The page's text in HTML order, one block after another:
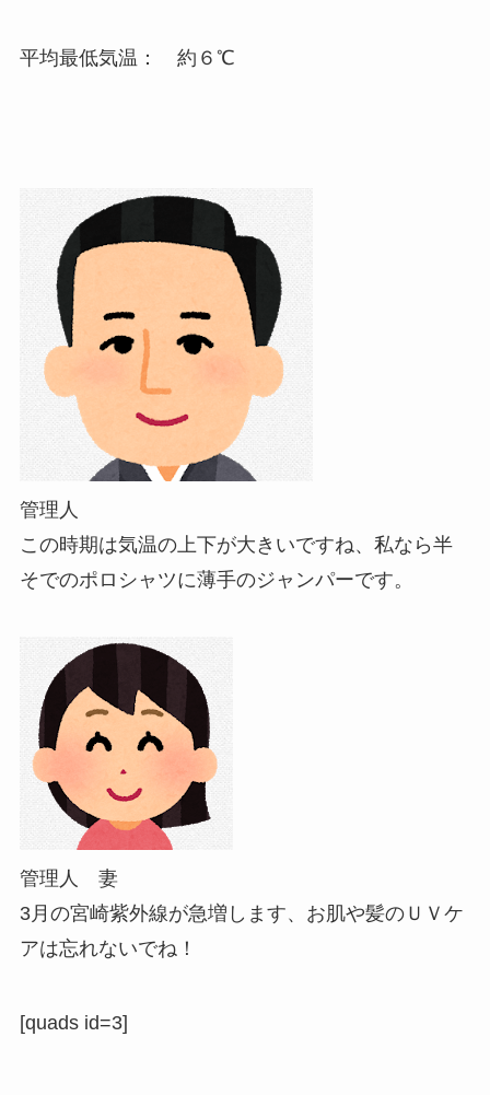
平均最低気温： 約６℃
管理人
この時期は気温の上下が大きいですね、私なら半
そでのポロシャツに薄手のジャンパーです。
管理人 妻
3月の宮崎紫外線が急増します、お肌や髪のＵＶケ
アは忘れないでね！
[quads id=3]